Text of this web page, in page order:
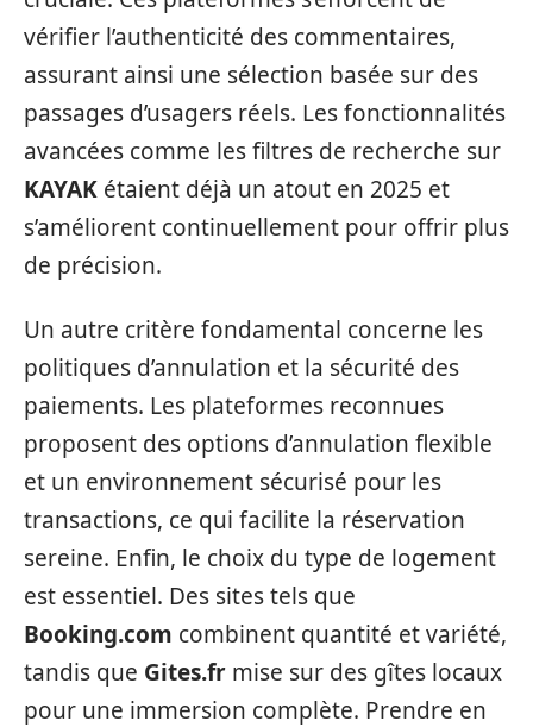
vérifier l’authenticité des commentaires,
assurant ainsi une sélection basée sur des
passages d’usagers réels. Les fonctionnalités
avancées comme les filtres de recherche sur
KAYAK étaient déjà un atout en 2025 et
s’améliorent continuellement pour offrir plus
de précision.
Un autre critère fondamental concerne les
politiques d’annulation et la sécurité des
paiements. Les plateformes reconnues
proposent des options d’annulation flexible
et un environnement sécurisé pour les
transactions, ce qui facilite la réservation
sereine. Enfin, le choix du type de logement
est essentiel. Des sites tels que
Booking.com combinent quantité et variété,
tandis que Gites.fr mise sur des gîtes locaux
pour une immersion complète. Prendre en